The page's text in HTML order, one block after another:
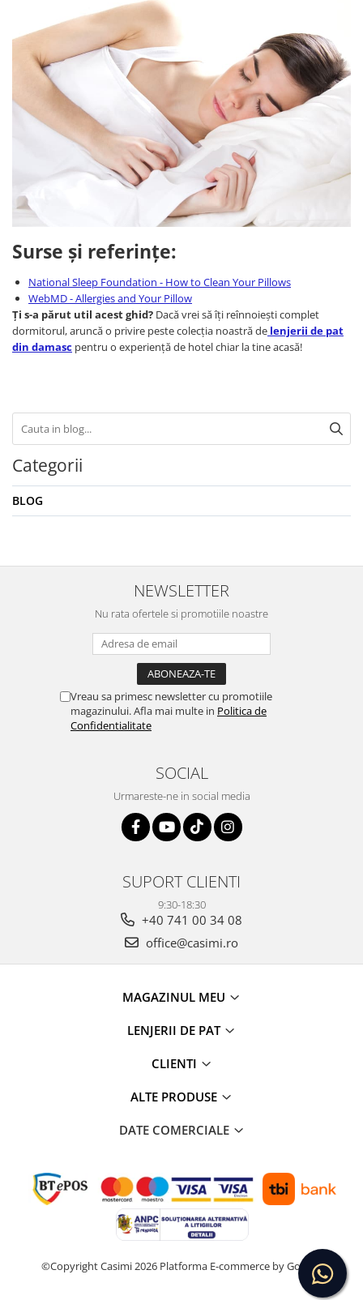
Surse și referințe:
National Sleep Foundation - How to Clean Your Pillows
WebMD - Allergies and Your Pillow
Ți s-a părut util acest ghid? Dacă vrei să îți reînnoiești complet
dormitorul, aruncă o privire peste colecția noastră de lenjerii de pat
din damasc pentru o experiență de hotel chiar la tine acasă!
Categorii
BLOG
NEWSLETTER
Nu rata ofertele si promotiile noastre
Vreau sa primesc newsletter cu promotiile
magazinului. Afla mai multe in Politica de
Confidentialitate
SOCIAL
Urmareste-ne in social media
SUPORT CLIENTI
9:30-18:30
+40 741 00 34 08
office@casimi.ro
MAGAZINUL MEU
LENJERII DE PAT
CLIENTI
ALTE PRODUSE
DATE COMERCIALE
©Copyright Casimi 2026 Platforma E-commerce by Gomag